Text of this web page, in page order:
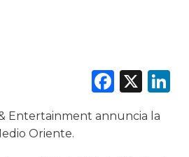
X
Entertainment annuncia la
Oriente.